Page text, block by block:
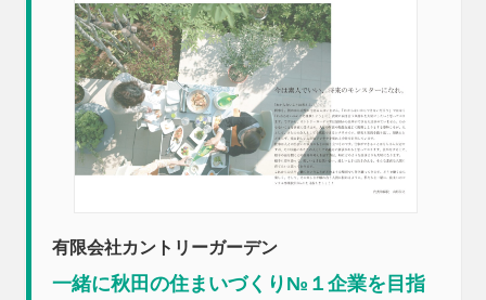
有限会社カントリーガーデン
一緒に秋田の住まいづくり№１企業を目指